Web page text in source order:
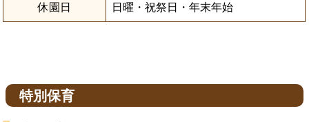
休園日 日曜・祝祭日・年末年始
特別保育